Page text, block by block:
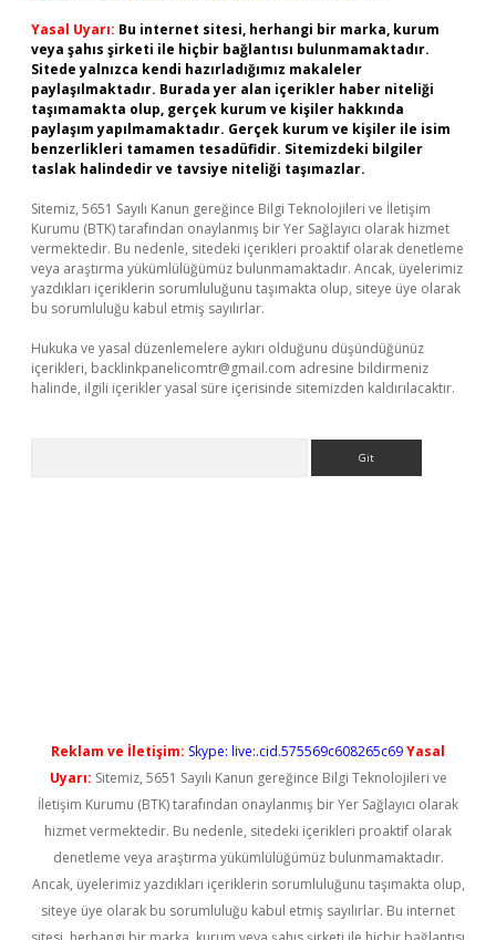
Yasal Uyarı: Bu internet sitesi, herhangi bir marka, kurum
veya şahıs şirketi ile hiçbir bağlantısı bulunmamaktadır.
Sitede yalnızca kendi hazırladığımız makaleler
paylaşılmaktadır. Burada yer alan içerikler haber niteliği
taşımamakta olup, gerçek kurum ve kişiler hakkında
paylaşım yapılmamaktadır. Gerçek kurum ve kişiler ile isim
benzerlikleri tamamen tesadüfidir. Sitemizdeki bilgiler
taslak halindedir ve tavsiye niteliği taşımazlar.
Sitemiz, 5651 Sayılı Kanun gereğince Bilgi Teknolojileri ve İletişim
Kurumu (BTK) tarafından onaylanmış bir Yer Sağlayıcı olarak hizmet
vermektedir. Bu nedenle, sitedeki içerikleri proaktif olarak denetleme
veya araştırma yükümlülüğümüz bulunmamaktadır. Ancak, üyelerimiz
yazdıkları içeriklerin sorumluluğunu taşımakta olup, siteye üye olarak
bu sorumluluğu kabul etmiş sayılırlar.
Hukuka ve yasal düzenlemelere aykırı olduğunu düşündüğünüz
içerikleri, backlinkpanelicomtr@gmail.com adresine bildirmeniz
halinde, ilgili içerikler yasal süre içerisinde sitemizden kaldırılacaktır.
Reklam ve İletişim: Skype: live:.cid.575569c608265c69Yasal
Uyarı: Sitemiz, 5651 Sayılı Kanun gereğince Bilgi Teknolojileri ve
İletişim Kurumu (BTK) tarafından onaylanmış bir Yer Sağlayıcı olarak
hizmet vermektedir. Bu nedenle, sitedeki içerikleri proaktif olarak
denetleme veya araştırma yükümlülüğümüz bulunmamaktadır.
Ancak, üyelerimiz yazdıkları içeriklerin sorumluluğunu taşımakta olup,
siteye üye olarak bu sorumluluğu kabul etmiş sayılırlar. Bu internet